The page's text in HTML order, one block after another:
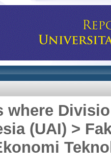
where
(UAI) >